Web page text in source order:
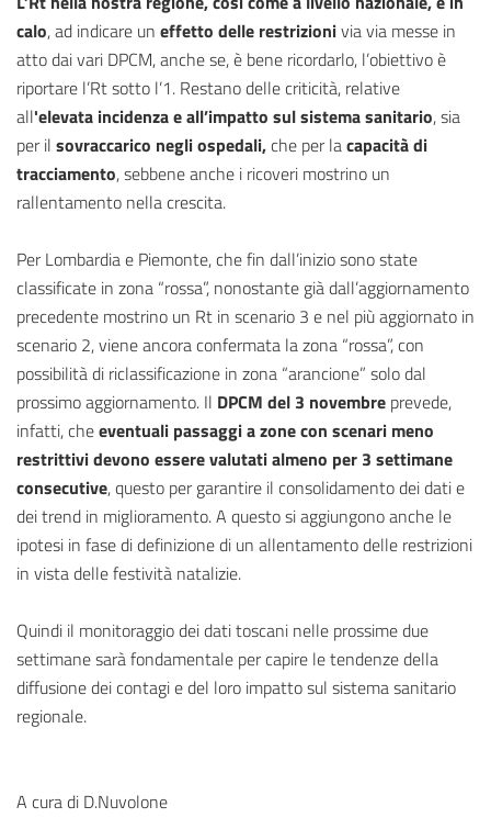
calo, ad indicare un effetto delle restrizionivia via messe in
atto dai vari DPCM, anche se, è bene ricordarlo, l’obiettivo è
riportare l’Rt sotto l’1. Restano delle criticità, relative
all'elevata incidenza e all’impatto sul sistema sanitario, sia
per il sovraccarico negli ospedali,che per lacapacità di
tracciamento, sebbene anche i ricoveri mostrino un
rallentamento nella crescita.
Per Lombardia e Piemonte, che fin dall’inizio sono state
classificate in zona “rossa”, nonostante già dall’aggiornamento
precedente mostrino un Rt in scenario 3 e nel più aggiornato in
scenario 2, viene ancora confermata la zona “rossa”, con
possibilità di riclassificazione in zona “arancione” solo dal
prossimo aggiornamento. Il DPCM del 3 novembre prevede,
infatti, cheeventuali passaggi a zone con scenari meno
restrittivi devono essere valutati almeno per 3 settimane
consecutive, questo per garantire il consolidamento dei dati e
dei trend in miglioramento. A questo si aggiungono anche le
ipotesi in fase di definizione di un allentamento delle restrizioni
in vista delle festività natalizie.
Quindi il monitoraggio dei dati toscani nelle prossime due
settimane sarà fondamentale per capire le tendenze della
diffusione dei contagi e del loro impatto sul sistema sanitario
regionale.
A cura di D.Nuvolone